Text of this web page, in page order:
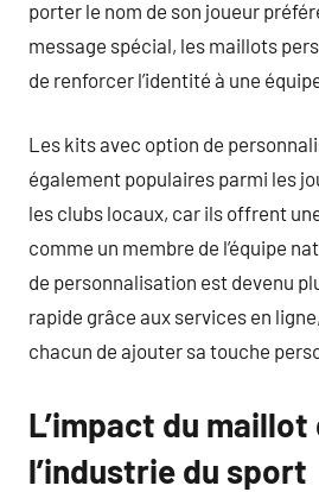
porter le nom de son joueur
message spécial, les maillots
de renforcer l’identité à une
Les kits avec option de
également populaires parmi les
les clubs locaux, car ils offrent
comme un membre de l’équipe
de personnalisation est devenu
rapide grâce aux services en
chacun de ajouter sa touche
L’impact du
l’industrie du sport